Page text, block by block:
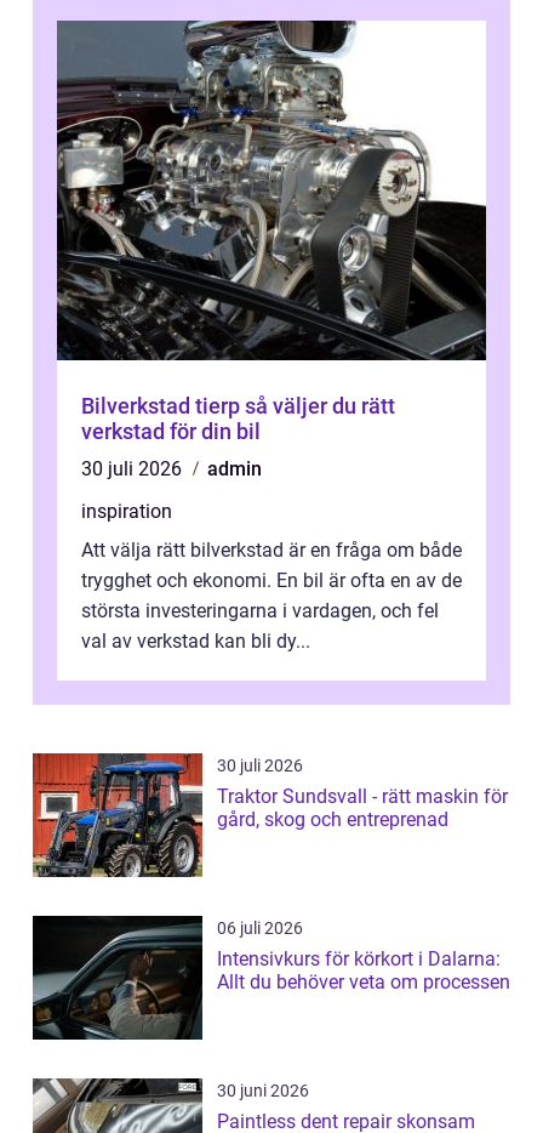
Bilverkstad tierp så väljer du rätt
verkstad för din bil
30 juli 2026
admin
inspiration
Att välja rätt bilverkstad är en fråga om både
trygghet och ekonomi. En bil är ofta en av de
största investeringarna i vardagen, och fel
val av verkstad kan bli dy...
30 juli 2026
Traktor Sundsvall - rätt maskin för
gård, skog och entreprenad
06 juli 2026
Intensivkurs för körkort i Dalarna:
Allt du behöver veta om processen
30 juni 2026
Paintless dent repair skonsam